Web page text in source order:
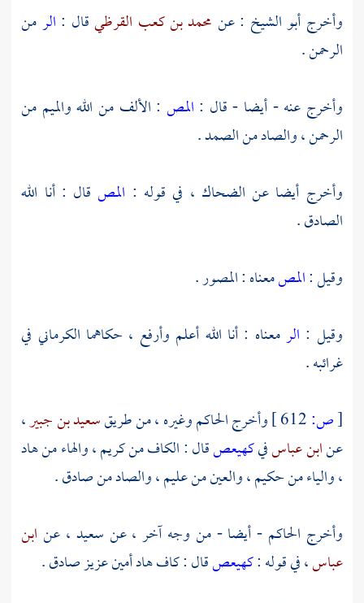
وأخرج أبو الشيخ : عن محمد بن كعب القرظيقال : الرمن
الرحمن .
وأخرج عنه - أيضا - قال : المص : الألف من الله والميم من
الرحمن ، والصاد من الصمد .
وأخرج أيضا عن الضحاك ، في قوله : المص قال : أنا الله
الصادق .
وقيل :المصمعناه : المصور .
وقيل : الرمعناه : أنا الله أعلم وأرفع ، حكاهما الكرماني في
غرائبه .
[ص: وأخرجالحاكموغيره ، من طريقسعيد بن جبير،
عنابن عباسفيكهيعصقال : الكاف من كريم ، والهاء من هاد
، والياء من حكيم ، والعين من عليم ، والصاد من صادق .
وأخرج الحاكم - أيضا - من وجه آخر ، عن سعيد ، عن ابن
عباس، في قوله :كهيعصقال : كاف هاد أمين عزيز صادق .